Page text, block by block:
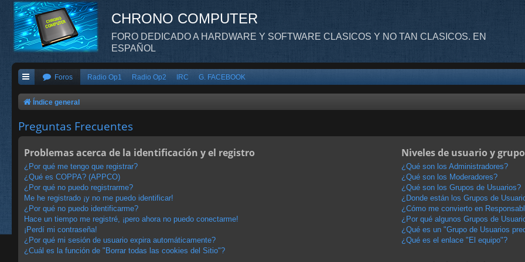
CHRONO COMPUTER
FORO DEDICADO A HARDWARE Y SOFTWARE CLASICOS Y NO TAN CLASICOS. EN
ESPAÑOL
Foros Radio Op1 Radio Op2 IRC G. FACEBOOK
Índice general
Preguntas Frecuentes
Problemas acerca de la identificación y el registro
¿Por qué me tengo que registrar?
¿Qué es COPPA? (APPCO)
¿Por qué no puedo registrarme?
Me he registrado ¡y no me puedo identificar!
¿Por qué no puedo identificarme?
Hace un tiempo me registré, ¡pero ahora no puedo conectarme!
¡Perdí mi contraseña!
¿Por qué mi sesión de usuario expira automáticamente?
¿Cuál es la función de "Borrar todas las cookies del Sitio"?
Niveles de usuario y
¿Qué son los Administradores?
¿Qué son los Moderadores?
¿Qué son los Grupos de Usuarios?
¿Donde están los Grupos de
¿Cómo me convierto en
¿Por qué algunos Grupos de
¿Qué es un "Grupo de Usuarios
¿Qué es el enlace "El equipo"?